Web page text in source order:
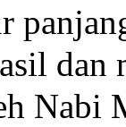
dan
Nabi